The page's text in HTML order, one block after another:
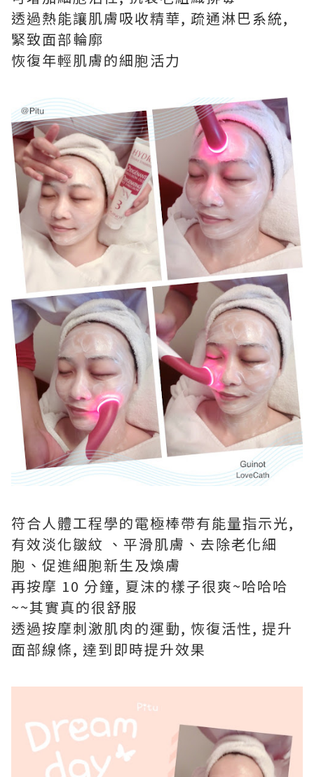
透過熱能讓肌膚吸收精華, 疏通淋巴系統,
緊致面部輪廓
恢復年輕肌膚的細胞活力
符合人體工程學的電極棒帶有能量指示光,
有效淡化皺紋 、平滑肌膚、去除老化細
胞、促進細胞新生及煥膚
再按摩 10 分鐘, 夏沫的樣子很爽~哈哈哈
~~其實真的很舒服
透過按摩刺激肌肉的運動, 恢復活性, 提升
面部線條, 達到即時提升效果